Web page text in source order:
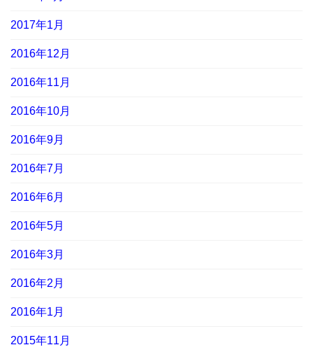
2017年1月
2016年12月
2016年11月
2016年10月
2016年9月
2016年7月
2016年6月
2016年5月
2016年3月
2016年2月
2016年1月
2015年11月